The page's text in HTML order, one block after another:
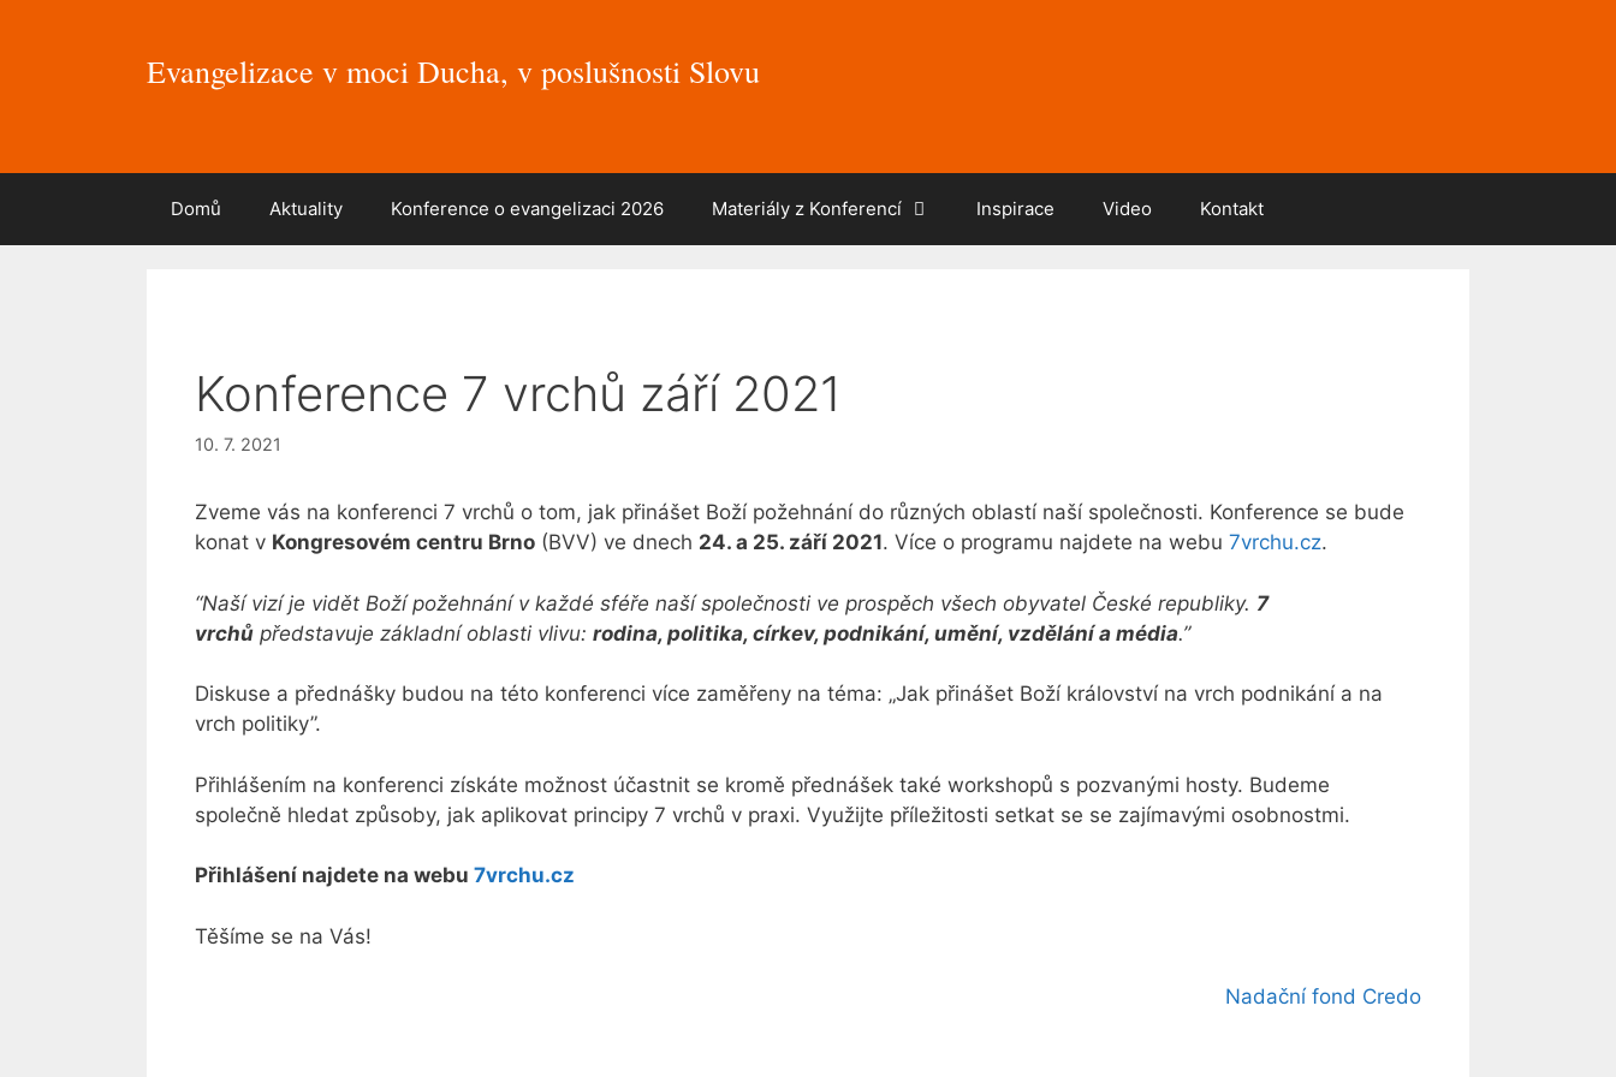
Evangelizace v moci Ducha, v poslušnosti Slovu
Domů Aktuality Konference o evangelizaci 2026 Materiály z Konferencí Inspirace Video Kontakt
Konference 7 vrchů září 2021
10. 7. 2021
Zveme vás na konferenci 7 vrchů o tom, jak přinášet Boží požehnání do různých oblastí naší společnosti. Konference se bude
konat v Kongresovém centru Brno (BVV) ve dnech 24. a 25. září 2021. Více o programu najdete na webu 7vrchu.cz.
“Naší vizí je vidět Boží požehnání v každé sféře naší společnosti ve prospěch všech obyvatel České republiky. 7
vrchů představuje základní oblasti vlivu: rodina, politika, církev, podnikání, umění, vzdělání a média.”
Diskuse a přednášky budou na této konferenci více zaměřeny na téma: „Jak přinášet Boží království na vrch podnikání a na
vrch politiky”.
Přihlášením na konferenci získáte možnost účastnit se kromě přednášek také workshopů s pozvanými hosty. Budeme
společně hledat způsoby, jak aplikovat principy 7 vrchů v praxi. Využijte příležitosti setkat se se zajímavými osobnostmi.
Přihlášení najdete na webu 7vrchu.cz
Těšíme se na Vás!
Nadační fond Credo